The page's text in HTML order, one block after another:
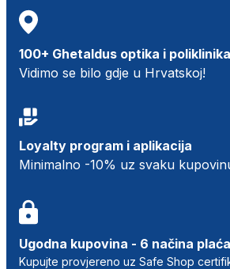
100+ Ghetaldus optika i poliklinika
Vidimo se bilo gdje u Hrvatskoj!
Loyalty program i aplikacija
Minimalno -10% uz svaku
Ugodna kupovina - 6 načina
Kupujte provjereno uz Safe Shop